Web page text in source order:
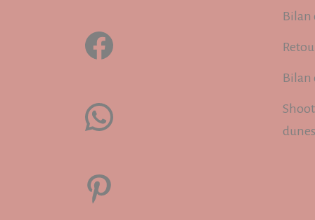
Facebook
WhatsApp
Pinterest
Bilan
Bilan
dunes